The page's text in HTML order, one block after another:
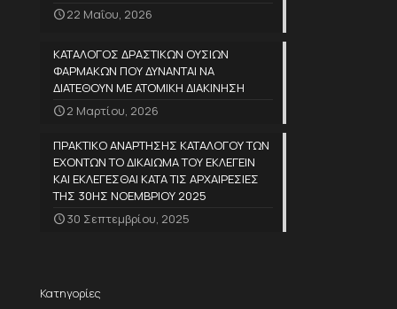
22 Μαΐου, 2026
ΚΑΤΑΛΟΓΟΣ ΔΡΑΣΤΙΚΩΝ ΟΥΣΙΩΝ
ΦΑΡΜΑΚΩΝ ΠΟΥ ΔΥΝΑΝΤΑΙ ΝΑ
ΔΙΑΤΕΘΟΥΝ ΜΕ ΑΤΟΜΙΚΗ ΔΙΑΚΙΝΗΣΗ
2 Μαρτίου, 2026
ΠΡΑΚΤΙΚΟ ΑΝΑΡΤΗΣΗΣ ΚΑΤΑΛΟΓΟΥ ΤΩΝ
ΕΧΟΝΤΩΝ ΤΟ ΔΙΚΑΙΩΜΑ ΤΟΥ ΕΚΛΕΓΕΙΝ
ΚΑΙ ΕΚΛΕΓΕΣΘΑΙ ΚΑΤΑ ΤΙΣ ΑΡΧΑΙΡΕΣΙΕΣ
ΤΗΣ 30ΗΣ ΝΟΕΜΒΡΙΟΥ 2025
30 Σεπτεμβρίου, 2025
Κατηγορίες